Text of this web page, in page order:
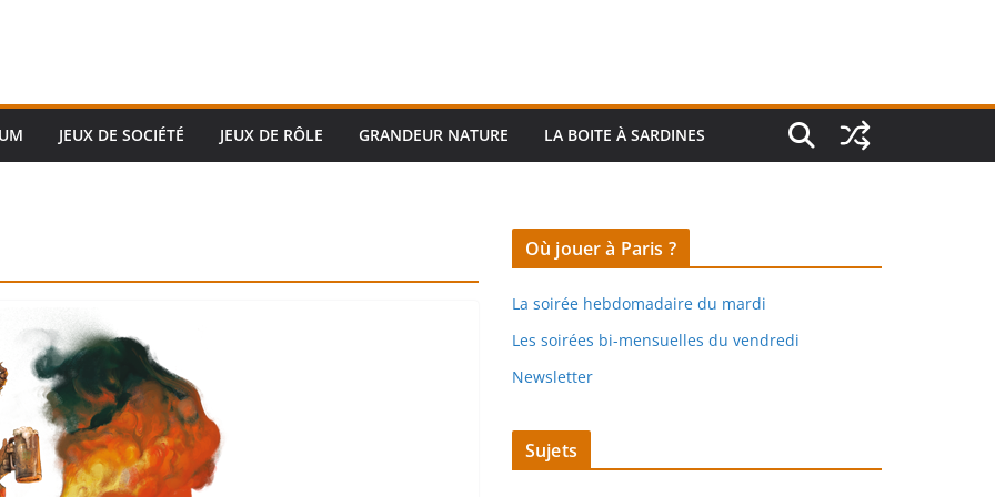
JEUX DE SOCIÉTÉ JEUX DE RÔLE GRANDEUR NATURE LA BOITE À SARDINES
Où jouer à Paris ?
La soirée hebdomadaire du mardi
Les soirées bi-mensuelles du vendredi
Newsletter
Sujets